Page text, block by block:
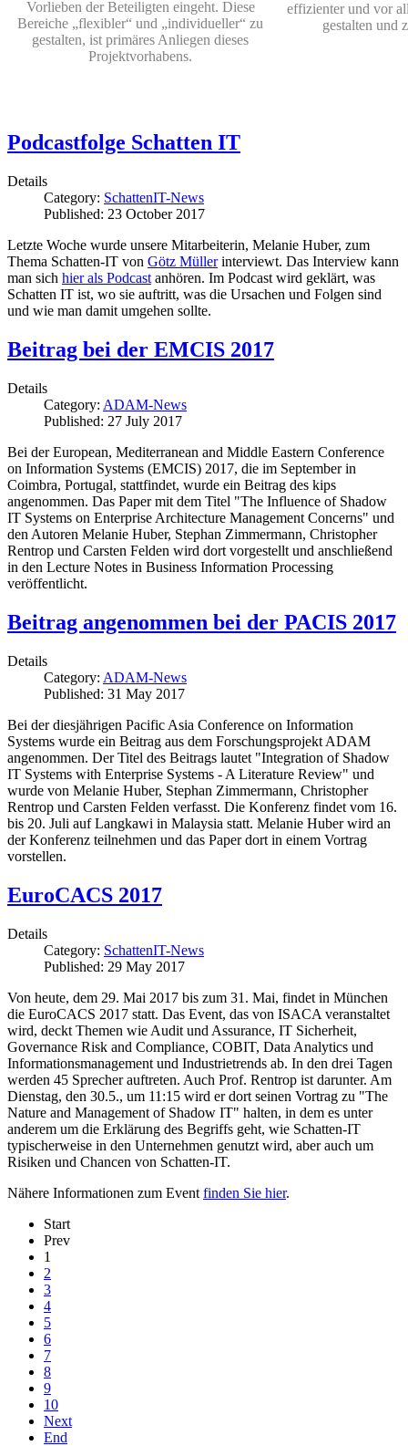
Vorlieben der Beteiligten eingeht. Diese
Bereiche „flexibler“ und „individueller“ zu
gestalten, ist primäres Anliegen dieses
Projektvorhabens.
effizienter und vor
gestalten und
Podcastfolge Schatten IT
Details
Category: SchattenIT-News
Published: 23 October 2017
Letzte Woche wurde unsere Mitarbeiterin, Melanie Huber, zum
Thema Schatten-IT von Götz Müllerinterviewt. Das Interview kann
man sich hier als Podcast anhören. Im Podcast wird geklärt, was
Schatten IT ist, wo sie auftritt, was die Ursachen und Folgen sind
und wie man damit umgehen sollte.
Beitrag bei der EMCIS 2017
Details
Category: ADAM-News
Published: 27 July 2017
Bei der European, Mediterranean and Middle Eastern Conference
on Information Systems (EMCIS) 2017, die im September in
Coimbra, Portugal, stattfindet, wurde ein Beitrag des kips
angenommen. Das Paper mit dem Titel "The Influence of Shadow
IT Systems on Enterprise Architecture Management Concerns" und
den Autoren Melanie Huber, Stephan Zimmermann, Christopher
Rentrop und Carsten Felden wird dort vorgestellt und anschließend
in den Lecture Notes in Business Information Processing
veröffentlicht.
Beitrag angenommen bei der PACIS 2017
Details
Category: ADAM-News
Published: 31 May 2017
Bei der diesjährigen Pacific Asia Conference on Information
Systems wurde ein Beitrag aus dem Forschungsprojekt ADAM
angenommen. Der Titel des Beitrags lautet "Integration of Shadow
IT Systems with Enterprise Systems - A Literature Review" und
wurde von Melanie Huber, Stephan Zimmermann, Christopher
Rentrop und Carsten Felden verfasst. Die Konferenz findet vom 16.
bis 20. Juli auf Langkawi in Malaysia statt. Melanie Huber wird an
der Konferenz teilnehmen und das Paper dort in einem Vortrag
vorstellen.
EuroCACS 2017
Details
Category: SchattenIT-News
Published: 29 May 2017
Von heute, dem 29. Mai 2017 bis zum 31. Mai, findet in München
die EuroCACS 2017 statt. Das Event, das von ISACA veranstaltet
wird, deckt Themen wie Audit und Assurance, IT Sicherheit,
Governance Risk and Compliance, COBIT, Data Analytics und
Informationsmanagement und Industrietrends ab. In den drei Tagen
werden 45 Sprecher auftreten. Auch Prof. Rentrop ist darunter. Am
Dienstag, den 30.5., um 11:15 wird er dort seinen Vortrag zu "The
Nature and Management of Shadow IT" halten, in dem es unter
anderem um die Erklärung des Begriffs geht, wie Schatten-IT
typischerweise in den Unternehmen genutzt wird, aber auch um
Risiken und Chancen von Schatten-IT.
Nähere Informationen zum Event finden Sie hier.
Start
Prev
1
2
3
4
5
6
7
8
9
10
Next
End